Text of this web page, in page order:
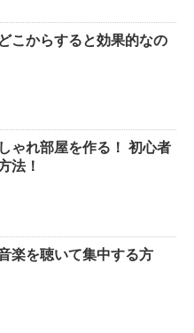
こからすると効果的なの
ゃれ部屋を作る！ 初心者
法！
楽を聴いて集中する方